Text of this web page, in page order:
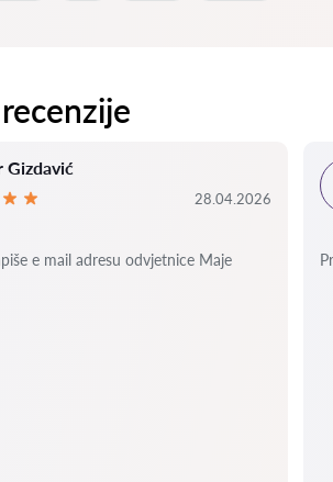
Gizdavić
28.04.2026
e mail adresu odvjetnice Maje